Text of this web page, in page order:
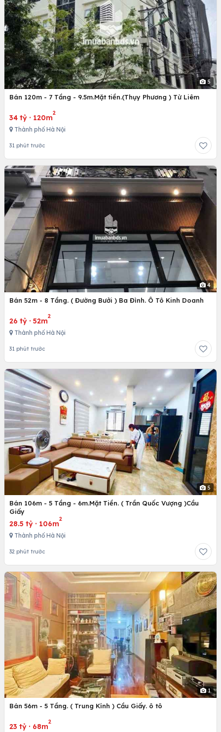
5
Bán 120m - 7 Tầng - 9.5m.Mặt tiền.(Thụy Phương ) Từ Liêm
34 tỷ · 120m
2
Thành phố Hà Nội
31 phút trước
4
Bán 52m - 8 Tầng. ( Đường Bưởi ) Ba Đình. Ô Tô Kinh Doanh
26 tỷ · 52m
2
Thành phố Hà Nội
31 phút trước
5
Bán 106m - 5 Tầng - 6m.Mặt Tiền. ( Trần Quốc Vượng )Cầu
Giấy
28.5 tỷ · 106m
2
Thành phố Hà Nội
32 phút trước
1
Bán 56m - 5 Tầng. ( Trung Kính ) Cầu Giấy. ô tô
23 tỷ · 68m
2